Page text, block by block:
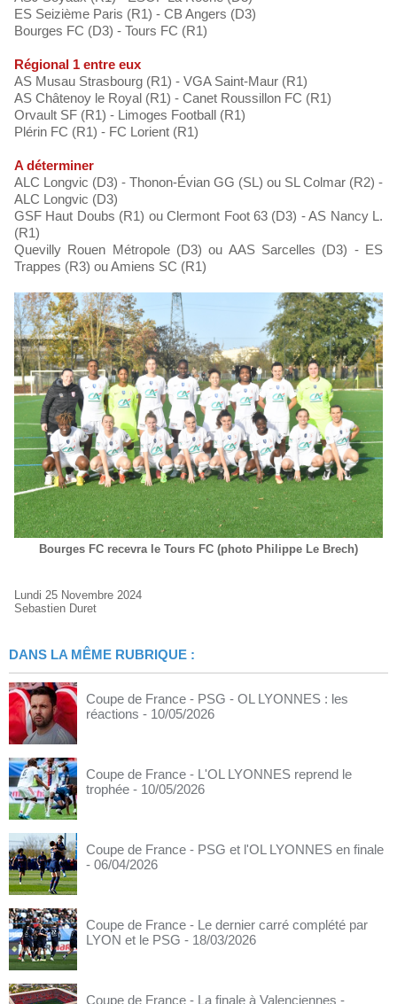
ES Seizième Paris (R1) - CB Angers (D3)
Bourges FC (D3) - Tours FC (R1)
Régional 1 entre eux
AS Musau Strasbourg (R1) - VGA Saint-Maur (R1)
AS Châtenoy le Royal (R1) - Canet Roussillon FC (R1)
Orvault SF (R1) - Limoges Football (R1)
Plérin FC (R1) - FC Lorient (R1)
A déterminer
ALC Longvic (D3) - Thonon-Évian GG (SL) ou SL Colmar (R2) -
ALC Longvic (D3)
GSF Haut Doubs (R1) ou Clermont Foot 63 (D3) - AS Nancy L.
(R1)
Quevilly Rouen Métropole (D3) ou AAS Sarcelles (D3) - ES
Trappes (R3) ou Amiens SC (R1)
Bourges FC recevra le Tours FC (photo Philippe Le Brech)
Lundi 25 Novembre 2024
Sebastien Duret
DANS LA MÊME RUBRIQUE :
Coupe de France - PSG - OL LYONNES : les
réactions - 10/05/2026
Coupe de France - L'OL LYONNES reprend le
trophée - 10/05/2026
Coupe de France - PSG et l'OL LYONNES en finale
- 06/04/2026
Coupe de France - Le dernier carré complété par
LYON et le PSG - 18/03/2026
Coupe de France - La finale à Valenciennes -